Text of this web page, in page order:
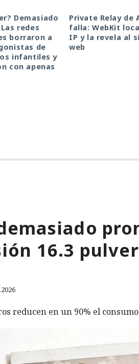
Demasiado
redes
borraron a
de
infantiles y
con apenas
Private Relay de
falla: WebKit
IP y la revela al
web
16.3
reducen en un 90% el